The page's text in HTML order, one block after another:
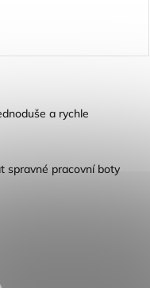
a rychle
spravné pracovní boty